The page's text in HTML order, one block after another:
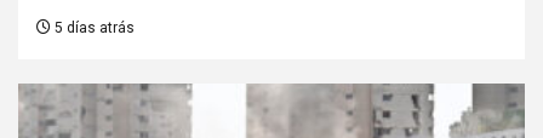
5 días atrás